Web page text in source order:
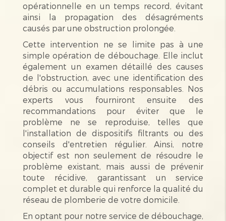
opérationnelle en un temps record, évitant
ainsi la propagation des désagréments
causés par une obstruction prolongée.
Cette intervention ne se limite pas à une
simple opération de débouchage. Elle inclut
également un examen détaillé des causes
de l'obstruction, avec une identification des
débris ou accumulations responsables. Nos
experts vous fourniront ensuite des
recommandations pour éviter que le
problème ne se reproduise, telles que
l'installation de dispositifs filtrants ou des
conseils d'entretien régulier. Ainsi, notre
objectif est non seulement de résoudre le
problème existant, mais aussi de prévenir
toute récidive, garantissant un service
complet et durable qui renforce la qualité du
réseau de plomberie de votre domicile.
En optant pour notre service de débouchage,